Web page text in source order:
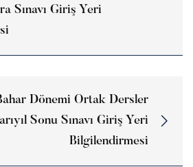
Sınavı Giriş Yeri
Dönemi Ortak Dersler
Sonu Sınavı Giriş Yeri
Bilgilendirmesi